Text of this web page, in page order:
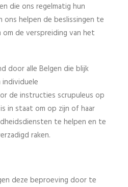
die ons regelmatig hun
ons helpen de beslissingen te
de verspreiding van het
door alle Belgen die blijk
de instructies scrupuleus op
in staat om op zijn of haar
te helpen en te
raken.
deze beproeving door te